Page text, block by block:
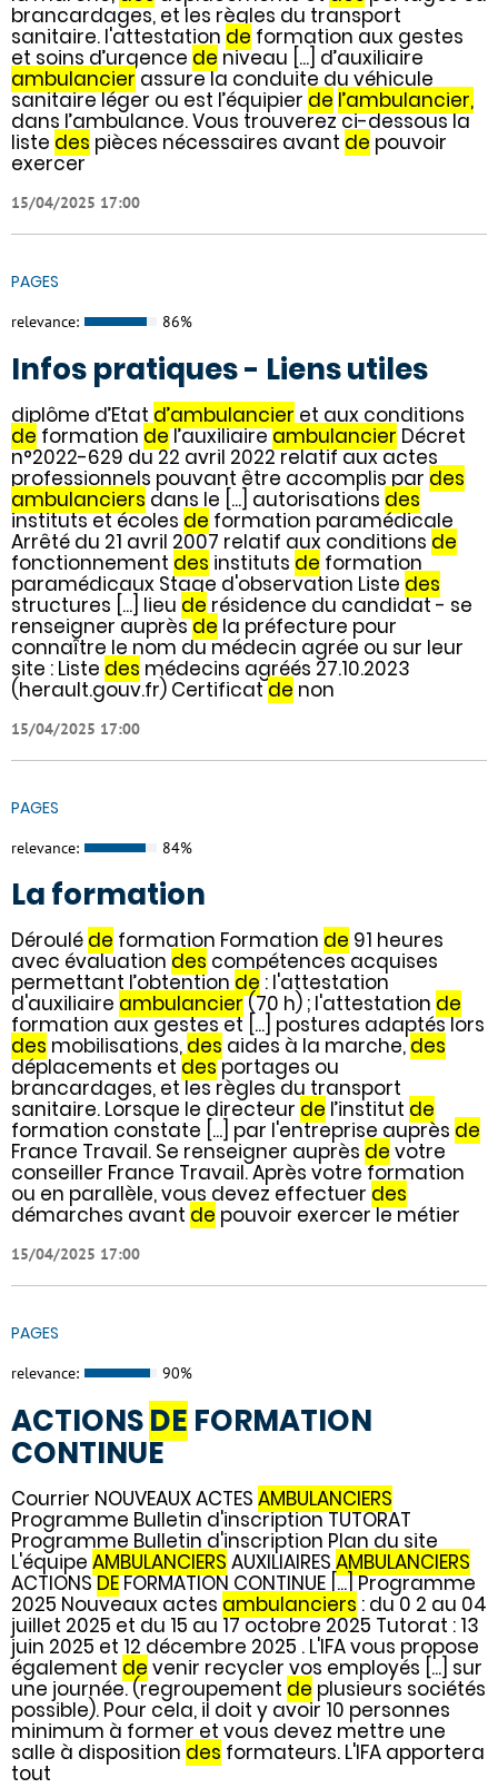
brancardages, et les règles du transport
sanitaire. l'attestation de formation aux gestes
et soins d’urgence de niveau [...] d’auxiliaire
ambulancier assure la conduite du véhicule
sanitaire léger ou est l’équipier de l’ambulancier,
dans l’ambulance. Vous trouverez ci-dessous la
liste des pièces nécessaires avant de pouvoir
exercer
15/04/2025 17:00
PAGES
relevance: 86%
Infos pratiques - Liens utiles
diplôme d’Etat d’ambulancier et aux conditions
de formation del’auxiliaireambulancier Décret
n°2022-629 du 22 avril 2022 relatif aux actes
professionnels pouvant être accomplis par des
ambulanciers dans le [...] autorisations des
instituts et écoles de formation paramédicale
Arrêté du 21 avril 2007 relatif aux conditions de
fonctionnement des instituts de formation
paramédicaux Stage d'observation Liste des
structures [...] lieu de résidence du candidat - se
renseigner auprèsde la préfecture pour
connaître le nom du médecin agrée ou sur leur
site : Liste des médecins agréés 27.10.2023
(herault.gouv.fr) Certificatde non
15/04/2025 17:00
PAGES
relevance: 84%
La formation
Déroulé de formation Formation de 91 heures
avec évaluation des compétences acquises
permettant l’obtention de : l'attestation
d'auxiliaire ambulancier(70 h) ; l'attestation de
formation aux gestes et [...] postures adaptés lors
des mobilisations, des aides à la marche,des
déplacements et desportages ou
brancardages, et les règles du transport
sanitaire. Lorsque le directeur de l’institut de
formation constate [...] par l'entreprise auprès de
France Travail. Se renseigner auprès de votre
conseiller France Travail. Après votre formation
ou en parallèle, vous devez effectuer des
démarches avant de pouvoir exercer le métier
15/04/2025 17:00
PAGES
relevance: 90%
ACTIONSDE FORMATION
CONTINUE
Courrier NOUVEAUX ACTES AMBULANCIERS
Programme Bulletin d'inscription TUTORAT
Programme Bulletin d'inscription Plan du site
L'équipe AMBULANCIERS AUXILIAIRES AMBULANCIERS
ACTIONSDEFORMATION CONTINUE [...] Programme
2025 Nouveaux actes ambulanciers : du 0 2 au 04
juillet 2025 et du 15 au 17 octobre 2025 Tutorat : 13
juin 2025 et 12 décembre 2025 . L'IFA vous propose
également de venir recycler vos employés [...] sur
une journée. (regroupement de plusieurs sociétés
possible). Pour cela, il doit y avoir 10 personnes
minimum à former et vous devez mettre une
salle à disposition des formateurs. L'IFA apportera
tout